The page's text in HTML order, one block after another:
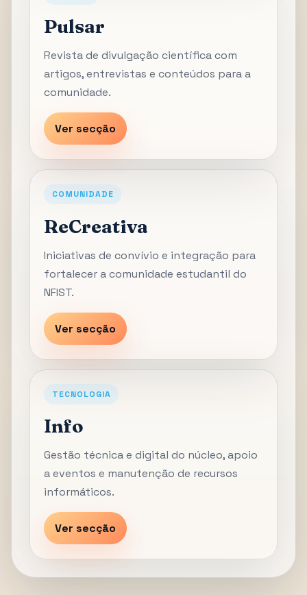
Pulsar
Revista de divulgação científica com
artigos, entrevistas e conteúdos para a
comunidade.
Ver secção
COMUNIDADE
ReCreativa
Iniciativas de convívio e integração para
fortalecer a comunidade estudantil do
NFIST.
Ver secção
TECNOLOGIA
Info
Gestão técnica e digital do núcleo, apoio
a eventos e manutenção de recursos
informáticos.
Ver secção